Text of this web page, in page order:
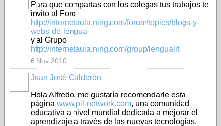
Para que compartas con los colegas tus trabajos te
invito al Foro
http://internetaula.ning.com/forum/topics/blogs-y-
webs-de-lengua
y al Grupo
http://internetaula.ning.com/group/lengualit
6 Nov 2010
Juan José Calderón
Hola Alfredo, me gustaría recomendarle esta
página www.pil-network.com, una comunidad
educativa a nivel mundial dedicada a mejorar el
aprendizaje a través de las nuevas tecnologías.